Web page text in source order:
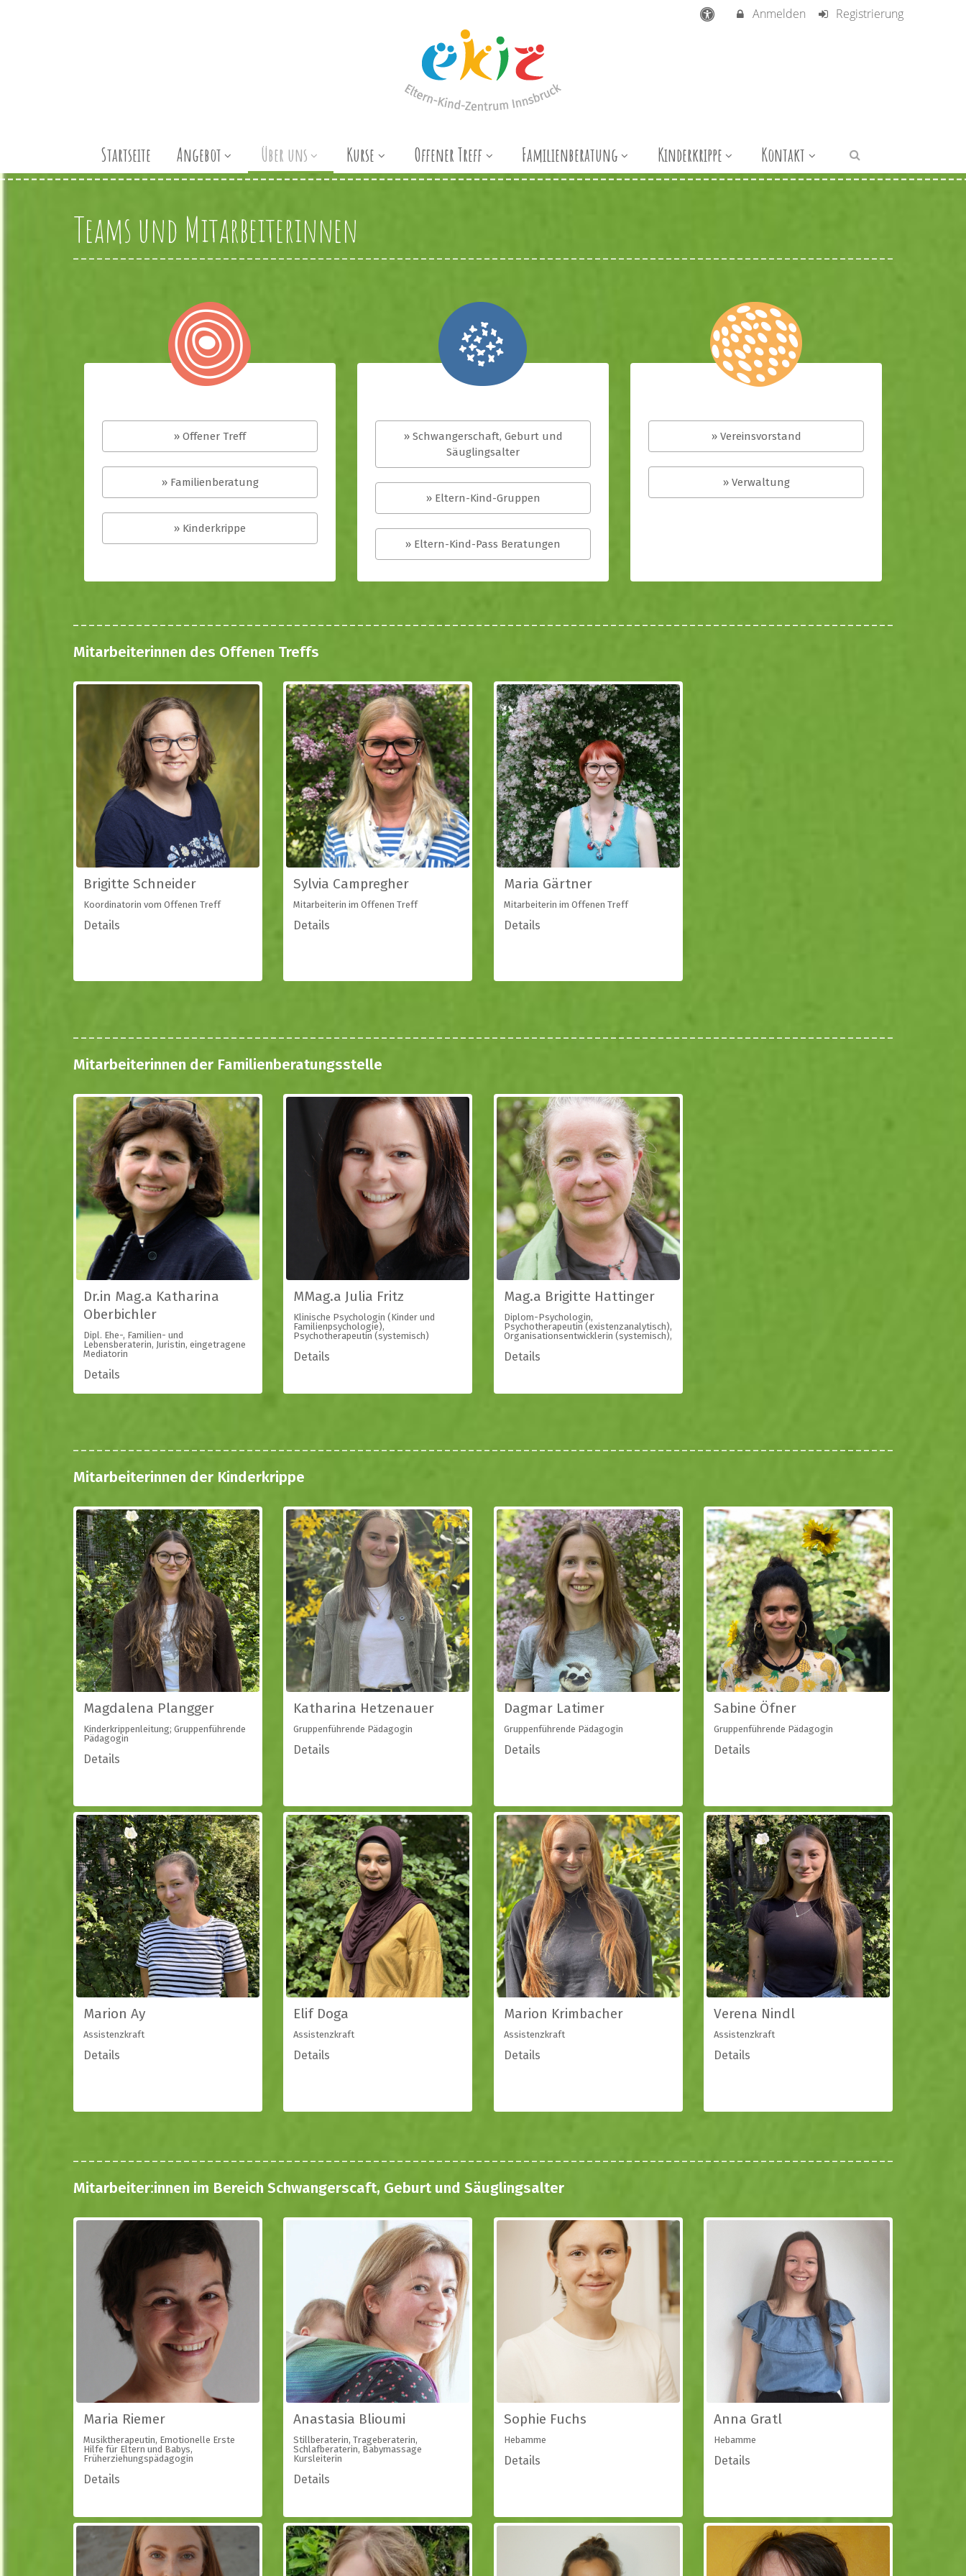
Anmelden Registrierung
Startseite Angebot Über uns Kurse Offener Treff Familienberatung Kinderkrippe Kontakt
Teams und Mitarbeiterinnen
» Offener Treff
» Familienberatung
» Kinderkrippe
» Schwangerschaft, Geburt und
Säuglingsalter
» Eltern-Kind-Gruppen
» Eltern-Kind-Pass Beratungen
» Vereinsvorstand
» Verwaltung
Mitarbeiterinnen des Offenen Treffs
Brigitte Schneider
Koordinatorin vom Offenen Treff
Details
Sylvia Campregher
Mitarbeiterin im Offenen Treff
Details
Maria Gärtner
Mitarbeiterin im Offenen Treff
Details
Mitarbeiterinnen der Familienberatungsstelle
Dr.in Mag.a Katharina
Oberbichler
Dipl. Ehe-, Familien- und
Lebensberaterin, Juristin, eingetragene
Mediatorin
Details
MMag.a Julia Fritz
Klinische Psychologin (Kinder und
Familienpsychologie),
Psychotherapeutin (systemisch)
Details
Mag.a Brigitte Hattinger
Diplom-Psychologin,
Psychotherapeutin (existenzanalytisch),
Organisationsentwicklerin (systemisch),
Details
Mitarbeiterinnen der Kinderkrippe
Magdalena Plangger
Kinderkrippenleitung; Gruppenführende
Pädagogin
Details
Katharina Hetzenauer
Gruppenführende Pädagogin
Details
Dagmar Latimer
Gruppenführende Pädagogin
Details
Sabine Öfner
Gruppenführende Pädagogin
Details
Marion Ay
Assistenzkraft
Details
Elif Doga
Assistenzkraft
Details
Marion Krimbacher
Assistenzkraft
Details
Verena Nindl
Assistenzkraft
Details
Mitarbeiter:innen im Bereich Schwangerscaft, Geburt und Säuglingsalter
Maria Riemer
Musiktherapeutin, Emotionelle Erste
Hilfe für Eltern und Babys,
Früherziehungspädagogin
Details
Anastasia Blioumi
Stillberaterin, Trageberaterin,
Schlafberaterin, Babymassage
Kursleiterin
Details
Sophie Fuchs
Hebamme
Details
Anna Gratl
Hebamme
Details